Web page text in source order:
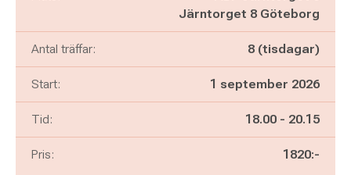
Järntorget 8 Göteborg
Antal träffar: 8 (tisdagar)
Start: 1 september 2026
Tid: Pågår mellan
18.00 - och
20.15
Pris: 1820:-